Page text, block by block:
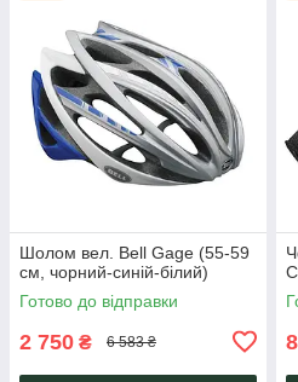
Шолом вел. Bell Gage (55-59
см, чорний-синій-білий)
Готово до відправки
2 750 ₴ 6 583 ₴